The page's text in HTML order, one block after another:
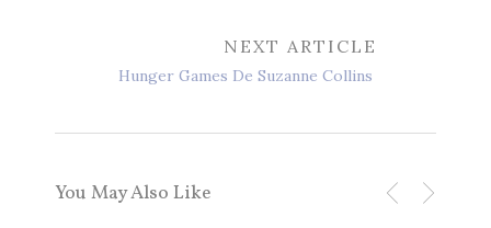
NEXT ARTICLE
Hunger Games De Suzanne Collins
You May Also Like